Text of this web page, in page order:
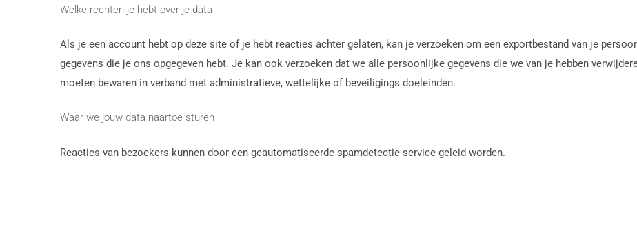
Welke rechten je hebt over je data
Als je een account hebt op deze site of je hebt reacties achter gelaten, kan je verzoeken om een exportbestand van je
gegevens die je ons opgegeven hebt. Je kan ook verzoeken dat we alle persoonlijke gegevens die we van je hebben
moeten bewaren in verband met administratieve, wettelijke of beveiligings doeleinden.
Waar we jouw data naartoe sturen
Reacties van bezoekers kunnen door een geautomatiseerde spamdetectie service geleid worden.